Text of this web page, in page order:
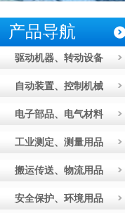
产品导航
驱动机器、转动设备
自动装置、控制机械
电子部品、电气材料
工业测定、测量用品
搬运传送、物流用品
安全保护、环境用品